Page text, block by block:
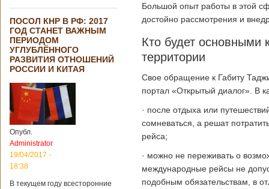
ПОСОЛ КНР В РФ: 2017
ГОД СТАНЕТ ВАЖНЫМ
ПЕРИОДОМ
УГЛУБЛЁННОГО
РАЗВИТИЯ ОТНОШЕНИЙ
РОССИИ И КИТАЯ
Опубл.
Administrator
19/04/2017 -
18:38
В текущем году всесторонние
Большой опыт работы в этой
достойно рассмотрения и
Кто будет основными
территории
Свое обращение к Габиту
портал «Открытый диалог». В
· после отдыха или
сомневаться, а решат
рейса;
· можно не переживать о
международные рейсы не
подобным обязательствам, в